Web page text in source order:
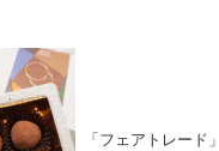
「フェアトレード